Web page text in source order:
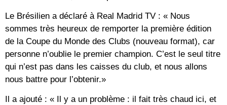
Le Brésilien a déclaré à Real Madrid TV : « Nous
sommes très heureux de remporter la première édition
de la Coupe du Monde des Clubs (nouveau format), car
personne n’oublie le premier champion. C’est le seul titre
qui n’est pas dans les caisses du club, et nous allons
nous battre pour l’obtenir.»
Il a ajouté : « Il y a un problème : il fait très chaud ici, et